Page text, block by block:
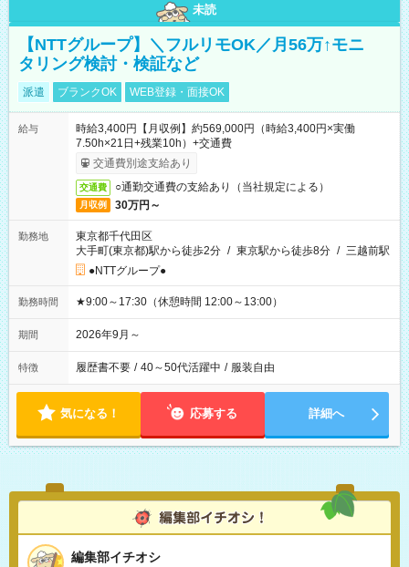
未読
【NTTグループ】＼フルリモOK／月56万↑モニ
タリング検討・検証など
派遣 ブランクOK WEB登録・面接OK
給与
時給3,400円【月収例】約569,000円（時給3,400円×実働
7.50h×21日+残業10h）+交通費
交通費別途支給あり
交通費 ○通勤交通費の支給あり（当社規定による）
月収例 30万円～
勤務地
東京都千代田区
大手町(東京都)駅から徒歩2分 / 東京駅から徒歩8分 / 三越前駅
●NTTグループ●
勤務時間 ★9:00～17:30（休憩時間 12:00～13:00）
期間 2026年9月～
特徴 履歴書不要 / 40～50代活躍中 / 服装自由
気になる！ 応募する 詳細へ
編集部イチオシ